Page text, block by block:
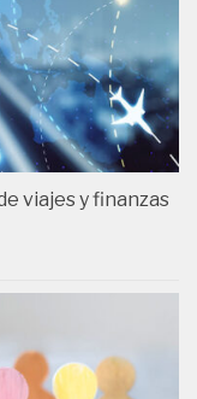
viajes y finanzas